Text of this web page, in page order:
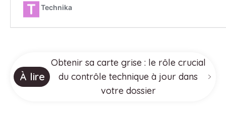
À lire
Obtenir sa carte grise : le rôle crucial
du contrôle technique à jour dans
votre dossier